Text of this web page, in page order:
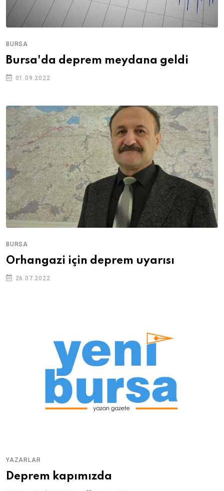
BURSA
Bursa'da deprem meydana geldi
01.09.2022
BURSA
Orhangazi için deprem uyarısı
26.07.2022
YAZARLAR
Deprem kapımızda